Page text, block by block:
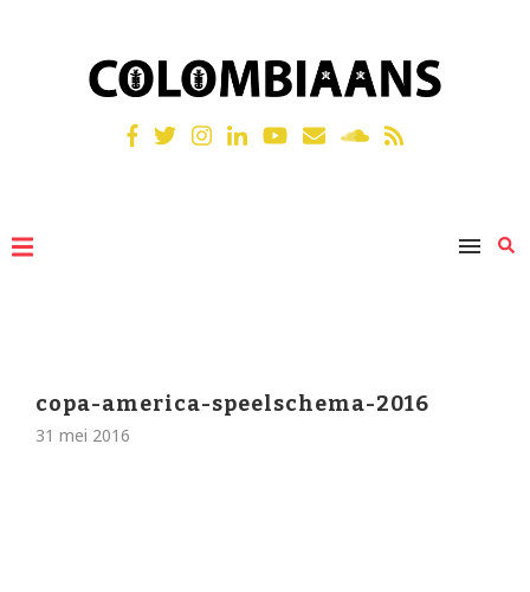
copa-america-speelschema-2016
31 mei 2016